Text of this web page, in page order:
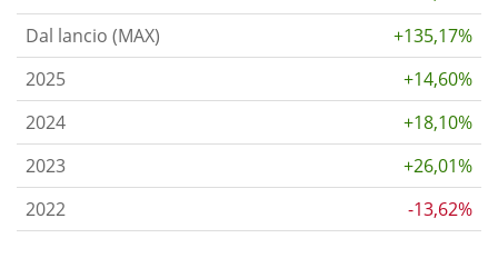
Dal lancio (MAX)
+135,17%
2025
+14,60%
2024
+18,10%
2023
+26,01%
2022
-13,62%